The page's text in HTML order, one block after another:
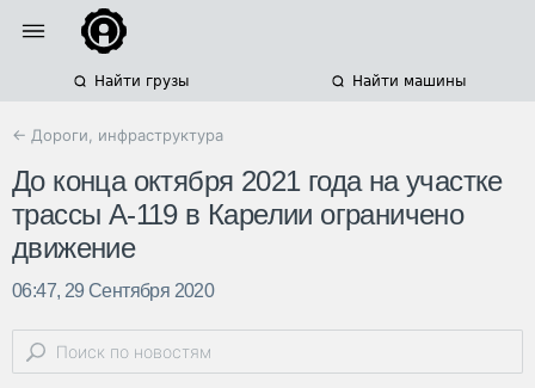
Найти грузы Найти машины
← Дороги, инфраструктура
До конца октября 2021 года на участке
трассы А-119 в Карелии ограничено
движение
06:47, 29 Сентября 2020